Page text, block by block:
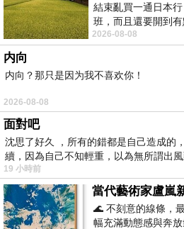
到處對人撒潑、叫囂！竟然
以為高雄人都是吃素的嗎
問：我們有說不審預算嗎
部、農業部預算嗎？竹篙鬥
人黑帽子最會！不僅僅是
都看不下去！還敢說我們藍
們藍白卡環境部、農業部
丟臉！
再說，林園龍潭寺旁邊的
不肖廠商排放廢油，本洲
結束亂買一通日本
班，而且還要開到
花不少錢，星期一出
2026-08-08
内向
内向？那只是因为我不喜欢你！
2026-08-08
面對吧
沈思了好久 ，所有的錯都是自己造成的
續，因為自己不知輕重，以為無所謂出
不
19 小時前
🌊 不刻意的線條，
幅充滿動態感與奔